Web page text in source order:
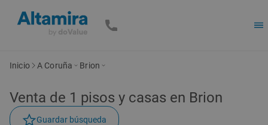
Inicio A Coruña Brion
Venta de 1 pisos y casas en Brion
Guardar búsqueda